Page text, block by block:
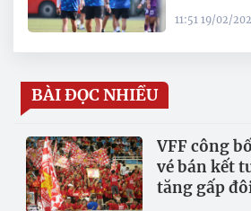
11:51 19/02/
BÀI ĐỌC NHIỀU
VFF công
vé bán kết
tăng gấp